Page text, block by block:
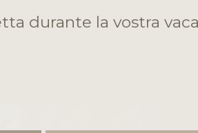
durante la vostra